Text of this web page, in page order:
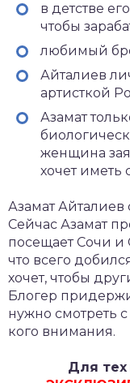
в детстве
чтобы
любимый
Айталиев
артисткой
Азамат
женщина
хочет иметь
Азамат Айталиев
Сейчас Азамат
посещает Сочи и
что всего
хочет, чтобы
Блогер
нужно смотреть
кого внимания.
Для тех